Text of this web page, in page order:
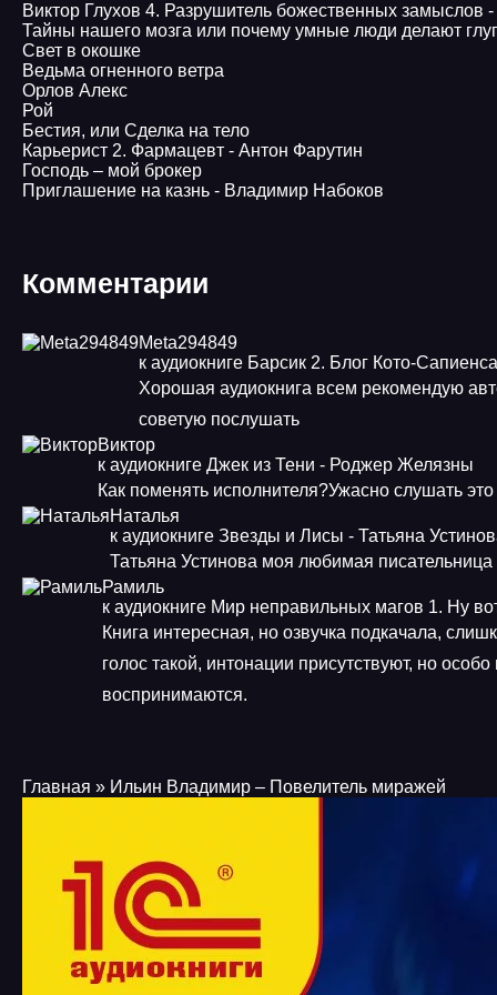
Виктор Глухов 4. Разрушитель божественных замыслов
Тайны нашего мозга или почему умные люди делают
Свет в окошке
Ведьма огненного ветра
Орлов Алекс
Рой
Бестия, или Сделка на тело
Карьерист 2. Фармацевт - Антон Фарутин
Господь – мой брокер
Приглашение на казнь - Владимир Набоков
Комментарии
Meta294849
к аудиокниге Барсик 2. Блог Кото-
Хорошая аудиокнига всем рекомендую
советую послушать
Виктор
к аудиокниге Джек из Тени - Роджер Желязны
Как поменять исполнителя?Ужасно слушать
Наталья
к аудиокниге Звезды и Лисы - Татьяна
Татьяна Устинова моя любимая писательница
Рамиль
к аудиокниге Мир неправильных магов 1. Ну
Книга интересная, но озвучка подкачала,
голос такой, интонации присутствуют, но особо
воспринимаются.
Главная » Ильин Владимир – Повелитель миражей